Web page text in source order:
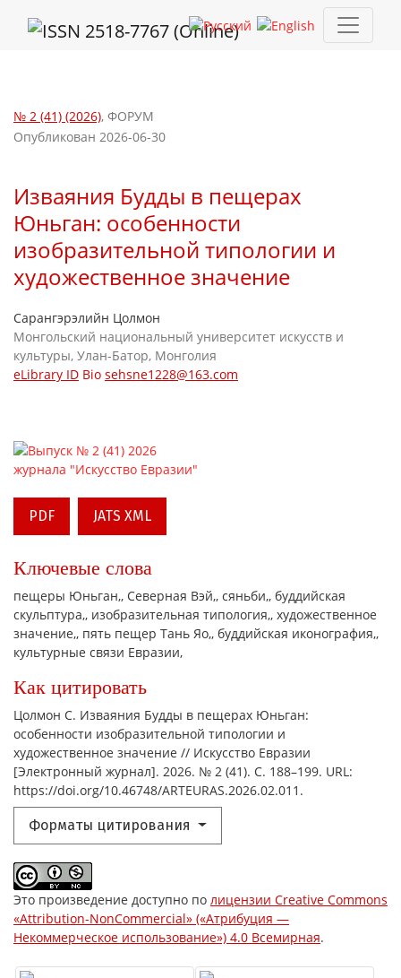
Изваяния Будды в пещерах Юньган: особенности
№ 2 (41) (2026), ФОРУМ
Изваяния Будды в пещерах
Юньган: особенности
изобразительной типологии и
художественное значение
Опубликован 2026-06-30
Сарангэрэлийн Цолмон
Монгольский национальный университет искусств и
культуры, Улан-Батор, Монголия
eLibrary ID Bio sehsne1228@163.com
PDF JATS XML
Ключевые слова
пещеры Юньган, Северная Вэй, сяньби, буддийская
скульптура, изобразительная типология, художественное
значение, пять пещер Тань Яо, буддийская иконография,
культурные связи Евразии,
Как цитировать
Цолмон С. Изваяния Будды в пещерах Юньган:
особенности изобразительной типологии и
художественное значение // Искусство Евразии
[Электронный журнал]. 2026. № 2 (41). С. 188–199. URL:
https://doi.org/10.46748/ARTEURAS.2026.02.011.
Форматы цитирования
Это произведение доступно по лицензии Creative Commons
«Attribution-NonCommercial» («Атрибуция —
Некоммерческое использование») 4.0 Всемирная.